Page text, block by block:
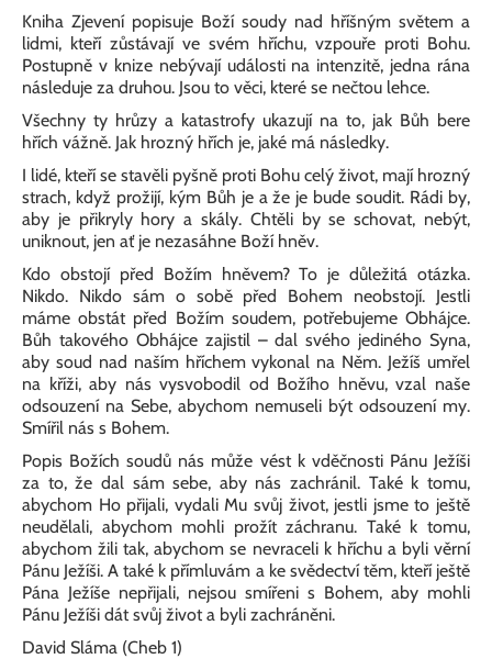
Kniha Zjevení popisuje Boží soudy nad hříšným světem a
lidmi, kteří zůstávají ve svém hříchu, vzpouře proti Bohu.
Postupně v knize nebývají události na intenzitě, jedna rána
následuje za druhou. Jsou to věci, které se nečtou lehce.
Všechny ty hrůzy a katastrofy ukazují na to, jak Bůh bere
hřích vážně. Jak hrozný hřích je, jaké má následky.
I lidé, kteří se stavěli pyšně proti Bohu celý život, mají hrozný
strach, když prožijí, kým Bůh je a že je bude soudit. Rádi by,
aby je přikryly hory a skály. Chtěli by se schovat, nebýt,
uniknout, jen ať je nezasáhne Boží hněv.
Kdo obstojí před Božím hněvem? To je důležitá otázka.
Nikdo. Nikdo sám o sobě před Bohem neobstojí. Jestli
máme obstát před Božím soudem, potřebujeme Obhájce.
Bůh takového Obhájce zajistil – dal svého jediného Syna,
aby soud nad naším hříchem vykonal na Něm. Ježíš umřel
na kříži, aby nás vysvobodil od Božího hněvu, vzal naše
odsouzení na Sebe, abychom nemuseli být odsouzení my.
Smířil nás s Bohem.
Popis Božích soudů nás může vést k vděčnosti Pánu Ježíši
za to, že dal sám sebe, aby nás zachránil. Také k tomu,
abychom Ho přijali, vydali Mu svůj život, jestli jsme to ještě
neudělali, abychom mohli prožít záchranu. Také k tomu,
abychom žili tak, abychom se nevraceli k hříchu a byli věrní
Pánu Ježíši. A také k přímluvám a ke svědectví těm, kteří ještě
Pána Ježíše nepřijali, nejsou smířeni s Bohem, aby mohli
Pánu Ježíši dát svůj život a byli zachráněni.
David Sláma (Cheb 1)